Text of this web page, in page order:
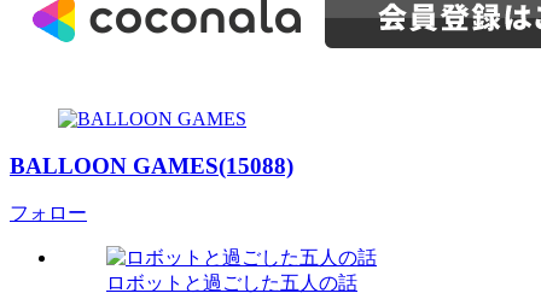
BALLOON GAMES(15088)
フォロー
ロボットと過ごした五人の話